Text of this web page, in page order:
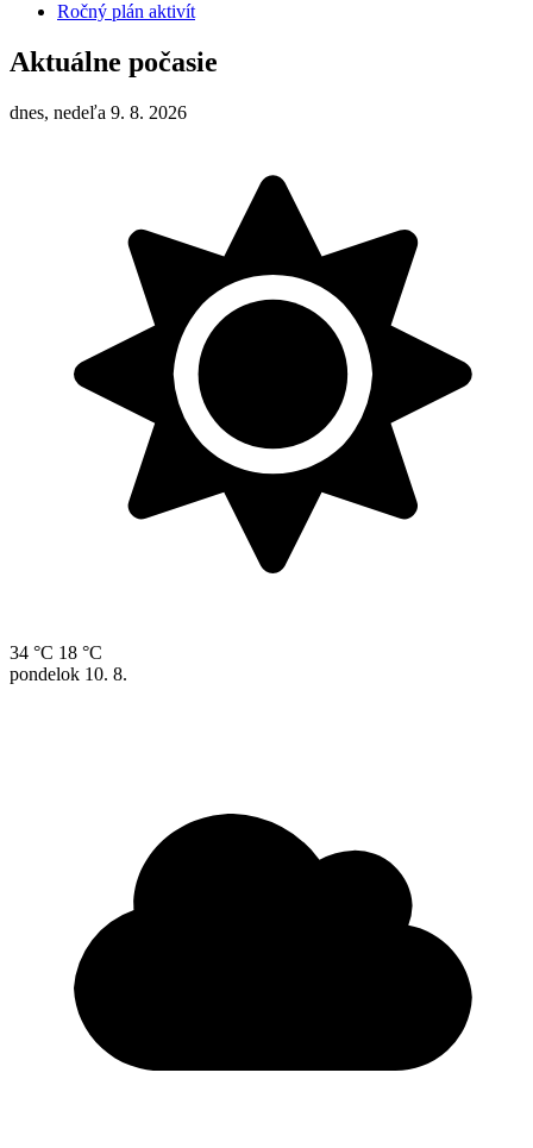
Ročný plán aktivít
Aktuálne počasie
dnes, nedeľa 9. 8. 2026
34 °C 18 °C
pondelok 10. 8.